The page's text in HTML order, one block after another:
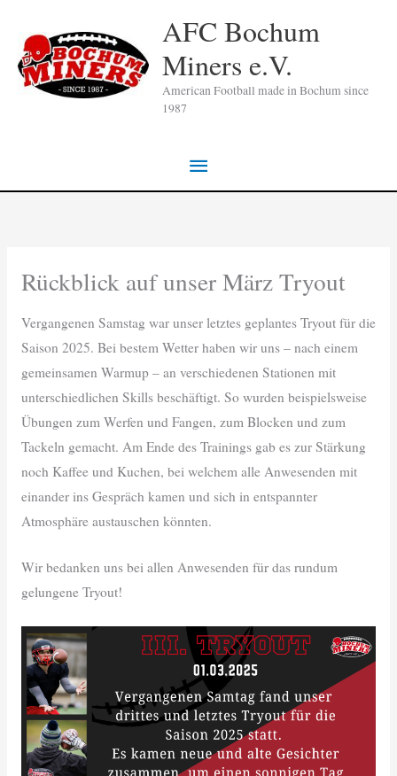
Inhalt
springen
AFC Bochum
Miners e.V.
American Football made in Bochum since
1987
Hauptmenü
Rückblick auf unser März Tryout
Vergangenen Samstag war unser letztes geplantes Tryout für die
Saison 2025. Bei bestem Wetter haben wir uns – nach einem
gemeinsamen Warmup – an verschiedenen Stationen mit
unterschiedlichen Skills beschäftigt. So wurden beispielsweise
Übungen zum Werfen und Fangen, zum Blocken und zum
Tackeln gemacht. Am Ende des Trainings gab es zur Stärkung
noch Kaffee und Kuchen, bei welchem alle Anwesenden mit
einander ins Gespräch kamen und sich in entspannter
Atmosphäre austauschen könnten.
Wir bedanken uns bei allen Anwesenden für das rundum
gelungene Tryout!